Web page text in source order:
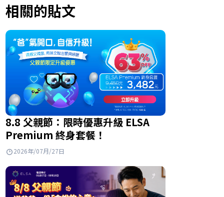
相關的貼文
8.8 父親節：限時優惠升級 ELSA
Premium 終身套餐！
2026年/07月/27日